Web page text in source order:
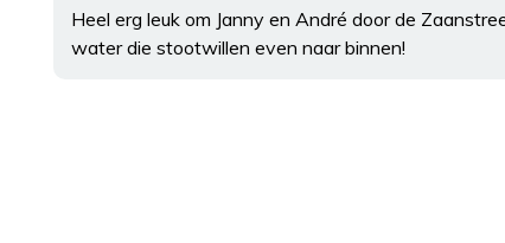
Heel erg leuk om Janny en André door de
water die stootwillen even naar binnen!